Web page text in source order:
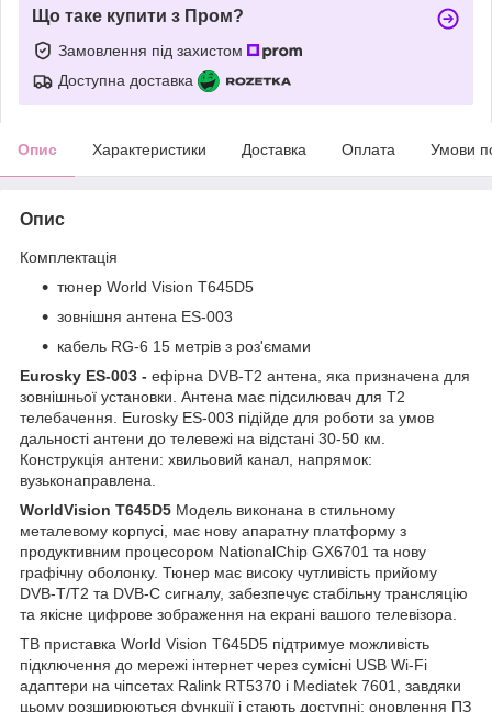
Що таке купити з Пром?
Замовлення під захистом
Доступна доставка
Опис Характеристики Доставка Оплата Умови
Опис
Комплектація
тюнер World Vision T645D5
зовнішня антена ES-003
кабель RG-6 15 метрів з роз'ємами
Eurosky ES-003 - ефірна DVB-T2 антена, яка призначена для
зовнішньої установки. Антена має підсилювач для Т2
телебачення. Eurosky ES-003 підійде для роботи за умов
дальності антени до телевежі на відстані 30-50 км.
Конструкція антени: хвильовий канал, напрямок:
вузьконаправлена.
WorldVision T645D5 Модель виконана в стильному
металевому корпусі, має нову апаратну платформу з
продуктивним процесором NationalChip GX6701 та нову
графічну оболонку. Тюнер має високу чутливість прийому
DVB-T/T2 та DVB-C сигналу, забезпечує стабільну трансляцію
та якісне цифрове зображення на екрані вашого телевізора.
ТВ приставка World Vision T645D5 підтримуе можливість
підключення до мережі інтернет через сумісні USB Wi-Fi
адаптери на чіпсетах Ralink RT5370 і Mediatek 7601, завдяки
цьому розширюються функції і стають доступні: оновлення ПЗ